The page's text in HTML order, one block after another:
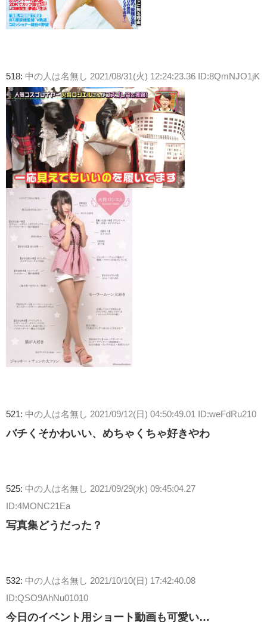
518: 中の人は名無し 2021/08/31(火) 12:24:23.36 ID:8QmNJO1jK
521: 中の人は名無し 2021/09/12(日) 04:50:49.01 ID:weFdRu210
バチくそかわいい、めちゃくちゃ好きやわ
525: 中の人は名無し 2021/09/29(水) 09:45:04.27
ID:4MONC21Ea
写真集どうだった？
532: 中の人は名無し 2021/10/10(日) 17:42:40.08
ID:QSO9AhNu01010
今日のイベント用ショート動画も可愛い…